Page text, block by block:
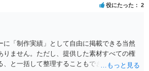
役にたった 2
に「制作実績」として自由に掲載できる当然
りません。ただし、提供した素材すべての権
、と一括して整理することもできません。 ご